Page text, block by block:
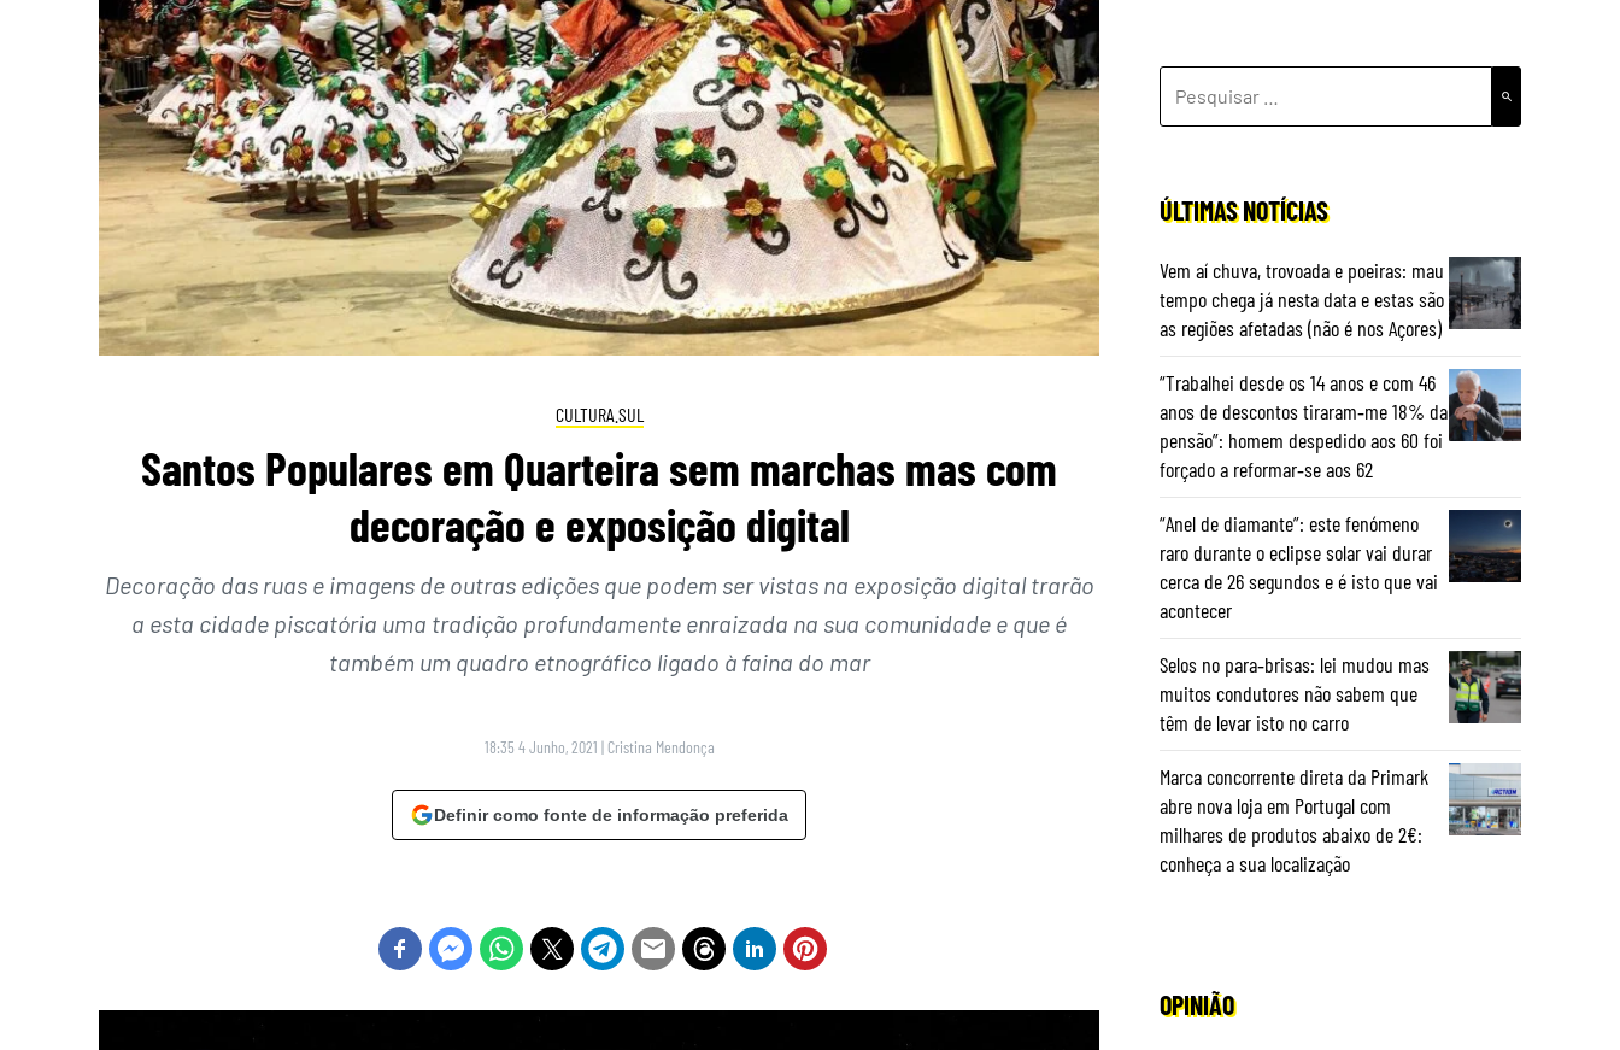
CULTURA.SUL
Santos Populares em Quarteira sem marchas mas com
decoração e exposição digital
Decoração das ruas e imagens de outras edições que podem ser vistas na exposição digital trarão
a esta cidade piscatória uma tradição profundamente enraizada na sua comunidade e que é
também um quadro etnográfico ligado à faina do mar
18:35 4 Junho, 2021 | Cristina Mendonça
Definir como fonte de informação preferida
POR:
ÚLTIMAS NOTÍCIAS
Vem aí chuva, trovoada e poeiras: mau
tempo chega já nesta data e estas são
as regiões afetadas (não é nos Açores)
“Trabalhei desde os 14 anos e com 46
anos de descontos tiraram‑me 18% da
pensão”: homem despedido aos 60 foi
forçado a reformar‑se aos 62
“Anel de diamante”: este fenómeno
raro durante o eclipse solar vai durar
cerca de 26 segundos e é isto que vai
acontecer
Selos no para‑brisas: lei mudou mas
muitos condutores não sabem que
têm de levar isto no carro
Marca concorrente direta da Primark
abre nova loja em Portugal com
milhares de produtos abaixo de 2€:
conheça a sua localização
OPINIÃO